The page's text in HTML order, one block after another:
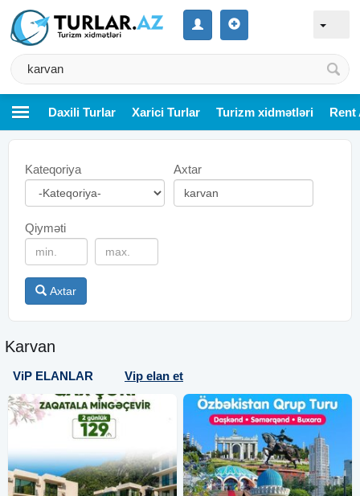
Daxili Turlar Xarici Turlar Turizm xidmətləri Rent
Kateqoriya Axtar
Qiyməti
Axtar
Karvan
ViP ELANLAR Vip elan et